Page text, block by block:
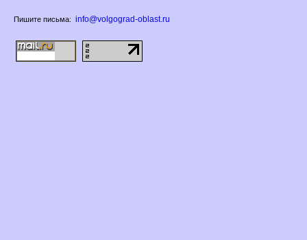
Пишите письма: info@volgograd-oblast.ru